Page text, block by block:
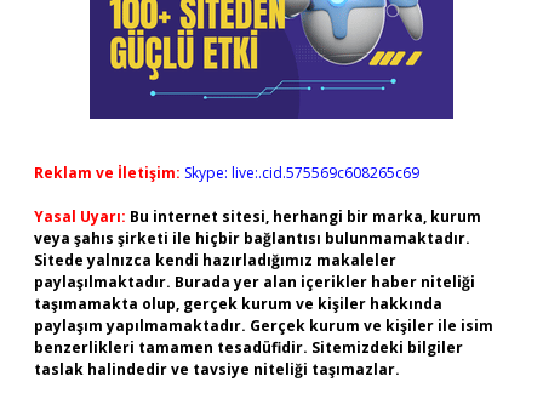
Reklam ve İletişim: Skype: live:.cid.575569c608265c69
Yasal Uyarı: Bu internet sitesi, herhangi bir marka, kurum
veya şahıs şirketi ile hiçbir bağlantısı bulunmamaktadır.
Sitede yalnızca kendi hazırladığımız makaleler
paylaşılmaktadır. Burada yer alan içerikler haber niteliği
taşımamakta olup, gerçek kurum ve kişiler hakkında
paylaşım yapılmamaktadır. Gerçek kurum ve kişiler ile isim
benzerlikleri tamamen tesadüfidir. Sitemizdeki bilgiler
taslak halindedir ve tavsiye niteliği taşımazlar.